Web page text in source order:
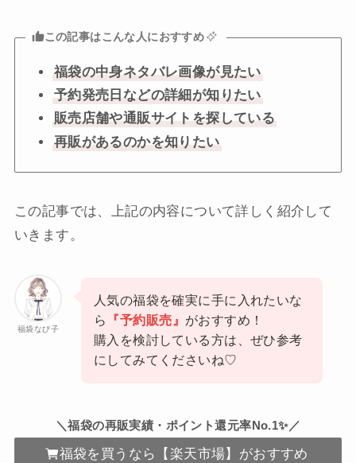
この記事はこんな人におすすめ
福袋の中身ネタバレ画像が見たい
予約発売日などの詳細が知りたい
販売店舗や通販サイトを探している
再販があるのかを知りたい
この記事では、上記の内容について詳しく紹介して
いきます。
福袋なび子
人気の福袋を確実に手に入れたいな
ら
『予約販売』 がおすすめ！
購入を検討している方は、ぜひ参考
にしてみてくださいね♡
＼福袋の再販実績・ポイント還元率No.1✨／
福袋を買うなら【楽天市場】がおすすめ